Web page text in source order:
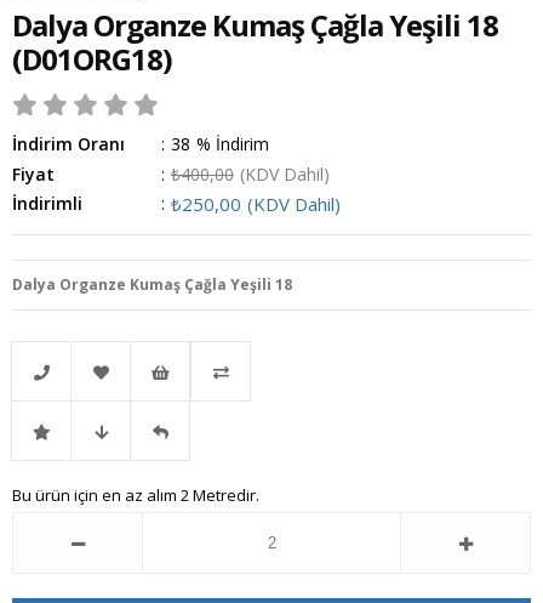
Dalya Organze Kumaş Çağla Yeşili 18
(D01ORG18)
İndirim Oranı : %
38
İndirim
Fiyat
: ₺400,00 (KDV Dahil)
İndirimli
: ₺250,00 (KDV Dahil)
Dalya Organze Kumaş Çağla Yeşili 18
Telefonla
Sipariş
Favorilere
Ekle
İstek
Listeme
İndirimli Fiyat Gelince
Bu ürün için en az alım 2 Metredir.